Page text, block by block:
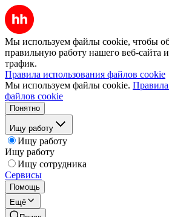
Мы используем файлы cookie, чтобы
правильную работу нашего веб-сайта
трафик.
Правила использования файлов cookie
Мы используем файлы cookie.
файлов cookie
Понятно
Ищу работу
Ищу работу
Ищу работу
Ищу сотрудника
Сервисы
Помощь
Ещё